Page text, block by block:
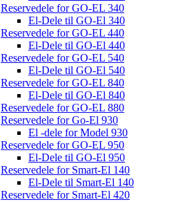
Reservedele for GO-EL 340
El-Dele til GO-El 340
Reservedele for GO-EL 440
El-Dele til GO-El 440
Reservedele for GO-EL 540
El-Dele til GO-El 540
Reservedele for GO-EL 840
El-Dele til GO-El 840
Reservedele for GO-EL 880
Reservedele for Go-El 930
El -dele for Model 930
Reservedele for GO-EL 950
El-Dele til GO-El 950
Reservedele for Smart-El 140
El-Dele til Smart-El 140
Reservedele for Smart-El 420